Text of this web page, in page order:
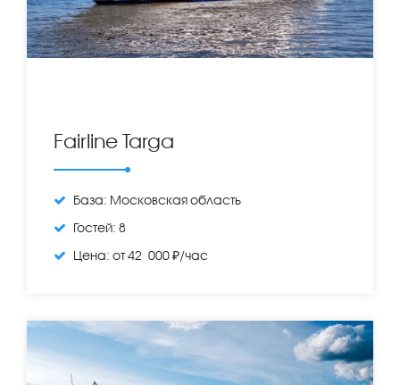
Fairline Targa
База: Московская область
Гостей: 8
Цена: от 42 000 ₽/час